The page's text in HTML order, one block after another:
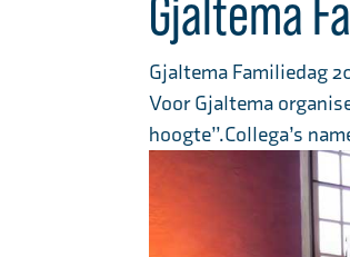
Gjaltema
Gjaltema Familiedag
Voor Gjaltema
hoogte”.Collega’s